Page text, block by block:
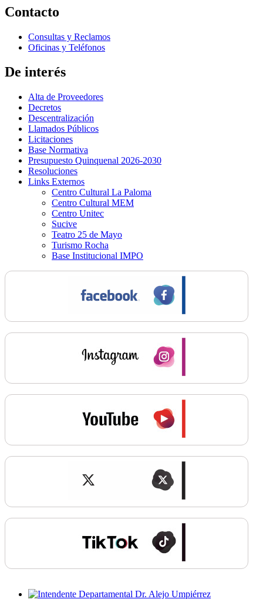
Contacto
Consultas y Reclamos
Oficinas y Teléfonos
De interés
Alta de Proveedores
Decretos
Descentralización
Llamados Públicos
Licitaciones
Base Normativa
Presupuesto Quinquenal 2026-2030
Resoluciones
Links Externos
Centro Cultural La Paloma
Centro Cultural MEM
Centro Unitec
Sucive
Teatro 25 de Mayo
Turismo Rocha
Base Institucional IMPO